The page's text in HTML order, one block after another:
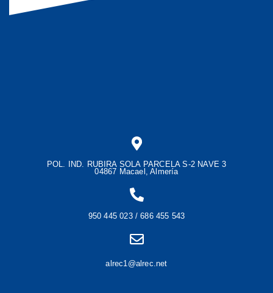
POL. IND. RUBIRA SOLA PARCELA S-2 NAVE 3
04867 Macael, Almería
950 445 023 / 686 455 543
alrec1@alrec.net